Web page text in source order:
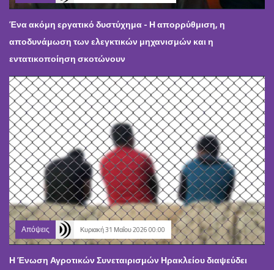
Ένα ακόμη εργατικό δυστύχημα - Η απορρύθμιση, η
αποδυνάμωση των ελεγκτικών μηχανισμών και η
εντατικοποίηση σκοτώνουν
Απόψεις Κυριακή 31 Μαΐου 2026 00:00
Η Ένωση Αγροτικών Συνεταιρισμών Ηρακλείου διαψεύδει